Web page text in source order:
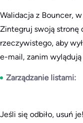
Walidacja z Bouncer,
Zintegruj swoją stronę
rzeczywistego, aby
e-mail, zanim
Zarządzanie listami:
Jeśli się odbiło, usuń je!